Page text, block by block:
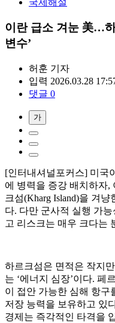
이란 급소 겨눈 美…
변수’
허훈 기자
입력 2026.03.28
댓글 0
가
[인터내셔널포커스] 미국
에 병력을 증강 배치하자,
크섬(Kharg Island)을 겨
다. 다만 군사적 실행 가
고 리스크는 매우 크다는
하르크섬은 면적은 작지
는 ‘에너지 심장’이다. 페
이 접안 가능한 심해 항구
저장 능력을 보유하고 있
경제는 즉각적인 타격을